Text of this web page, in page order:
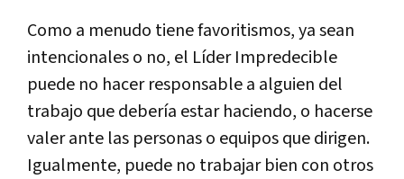
Como a menudo tiene favoritismos, ya sean
intencionales o no, el Líder Impredecible
puede no hacer responsable a alguien del
trabajo que debería estar haciendo, o hacerse
valer ante las personas o equipos que dirigen.
Igualmente, puede no trabajar bien con otros